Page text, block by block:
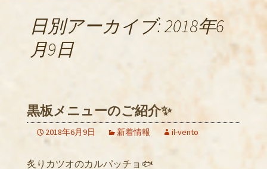
日別アーカイブ: 2018年6
月9日
黒板メニューのご紹介✨
2018年6月9日 新着情報 il-vento
炙りカツオのカルパッチョ🐟